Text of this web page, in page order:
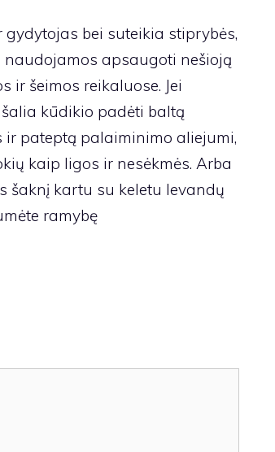
bei suteikia stiprybės,
apsaugoti nešioją
ir šeimos reikaluose. Jei
kūdikio padėti baltą
ir pateptą palaiminimo aliejumi,
kaip ligos ir nesėkmės. Arba
šaknį kartu su keletu levandų
ramybę